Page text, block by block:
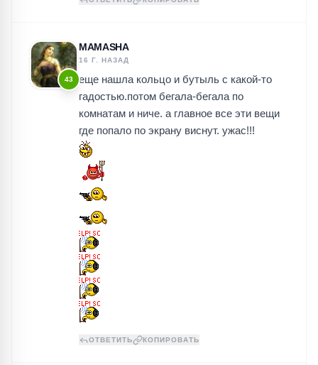
43
MAMASHA
16 Г. НАЗАД
еще нашла кольцо и бутыль с какой-то
гадостью.потом бегала-бегала по
комнатам и ниче. а главное все эти вещи
где попало по экрану виснут. ужас!!!
ОТВЕТИТЬ КОПИРОВАТЬ